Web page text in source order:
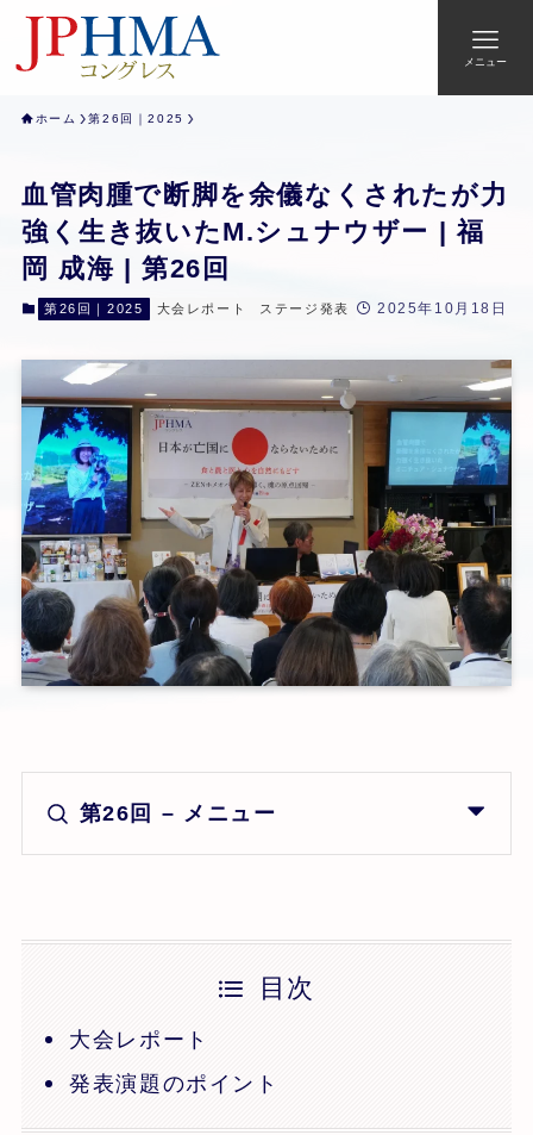
メニュー
ホーム 第26回｜2025
血管肉腫で断脚を余儀なくされたが力
強く生き抜いたM.シュナウザー | 福
岡 成海 | 第26回
第26回｜2025 大会レポート ステージ発表 2025年10月18日
第26回 – メニュー
目次
大会レポート
発表演題のポイント